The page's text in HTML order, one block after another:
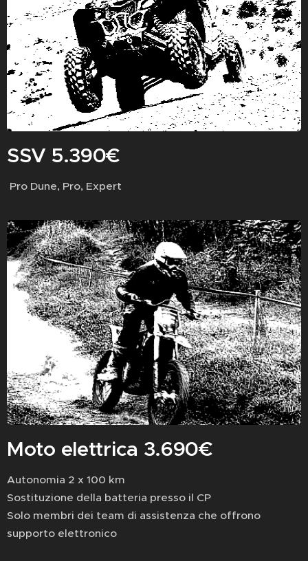
SSV 5.390€
Pro Dune, Pro, Expert
Moto elettrica 3.690€
Autonomia 2 x 100 km
Sostituzione della batteria presso il CP
Solo membri dei team di assistenza che offrono
supporto elettronico